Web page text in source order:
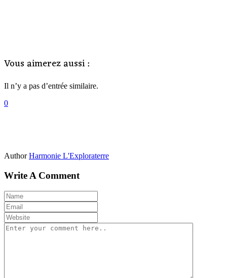
Vous aimerez aussi :
Il n’y a pas d’entrée similaire.
0
Author Harmonie L'Exploraterre
Write A Comment